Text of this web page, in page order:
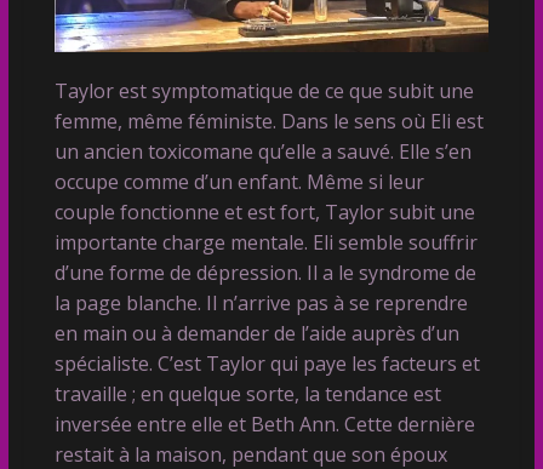
Taylor est symptomatique de ce que subit une
femme, même féministe. Dans le sens où Eli est
un ancien toxicomane qu’elle a sauvé. Elle s’en
occupe comme d’un enfant. Même si leur
couple fonctionne et est fort, Taylor subit une
importante charge mentale. Eli semble souffrir
d’une forme de dépression. Il a le syndrome de
la page blanche. Il n’arrive pas à se reprendre
en main ou à demander de l’aide auprès d’un
spécialiste. C’est Taylor qui paye les facteurs et
travaille ; en quelque sorte, la tendance est
inversée entre elle et Beth Ann. Cette dernière
restait à la maison, pendant que son époux